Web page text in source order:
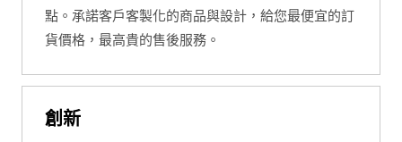
點。承諾客戶客製化的商品與設計，給您最便宜的訂
貨價格，最高貴的售後服務。
創新